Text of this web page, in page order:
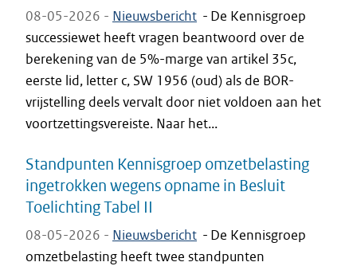
08-05-2026 - Nieuwsbericht - De Kennisgroep
successiewet heeft vragen beantwoord over de
berekening van de 5%-marge van artikel 35c,
eerste lid, letter c, SW 1956 (oud) als de BOR-
vrijstelling deels vervalt door niet voldoen aan het
voortzettingsvereiste. Naar het...
Standpunten Kennisgroep omzetbelasting
ingetrokken wegens opname in Besluit
Toelichting Tabel II
08-05-2026 - Nieuwsbericht - De Kennisgroep
omzetbelasting heeft twee standpunten